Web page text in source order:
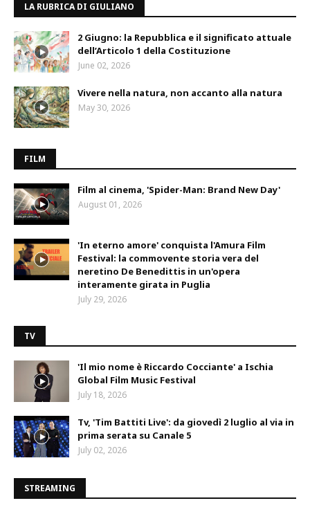
LA RUBRICA DI GIULIANO
2 Giugno: la Repubblica e il significato attuale
dell’Articolo 1 della Costituzione
June 02, 2026
Vivere nella natura, non accanto alla natura
May 30, 2026
FILM
Film al cinema, 'Spider-Man: Brand New Day'
August 01, 2026
'In eterno amore' conquista l'Amura Film
Festival: la commovente storia vera del
neretino De Benedittis in un'opera
interamente girata in Puglia
July 29, 2026
TV
'Il mio nome è Riccardo Cocciante' a Ischia
Global Film Music Festival
July 18, 2026
Tv, 'Tim Battiti Live': da giovedì 2 luglio al via in
prima serata su Canale 5
July 02, 2026
STREAMING